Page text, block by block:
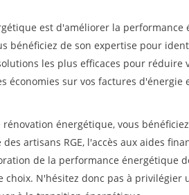
est d'améliorer la performance
bénéficiez de son expertise pour
les plus efficaces pour réduire
économies sur vos factures d'énergie
énergétique, vous
artisans RGE, l'accès aux aides
de la performance énergétique
N'hésitez donc pas à privilégier